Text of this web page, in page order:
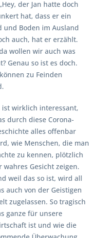
der Jan hatte doch
hat, dass er ein
und Boden im Ausland
auch, hat er erzählt.
wollen wir auch was
Genau so ist es doch.
zu Feinden
ist wirklich interessant,
durch diese Corona-
alles offenbar
wie Menschen, die man
zu kennen, plötzlich
wahres Gesicht zeigen.
weil das so ist, wird all
auch von der Geistigen
zugelassen. So tragisch
ganze für unsere
ist und wie die